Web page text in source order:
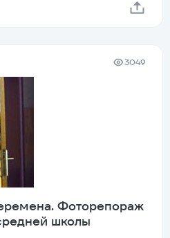
3049
Фоторепораж
школы